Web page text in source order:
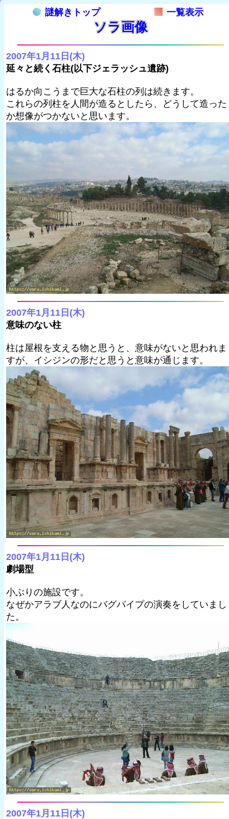
謎解きトップ 一覧表示
ソラ画像
2007年1月11日(木)
延々と続く石柱(以下ジェラッシュ遺跡)
はるか向こうまで巨大な石柱の列は続きます。
これらの列柱を人間が造るとしたら、どうして造った
か想像がつかないと思います。
2007年1月11日(木)
意味のない柱
柱は屋根を支える物と思うと、意味がないと思われま
すが、イシジンの形だと思うと意味が通じます。
2007年1月11日(木)
劇場型
小ぶりの施設です。
なぜかアラブ人なのにバグパイプの演奏をしていまし
た。
2007年1月11日(木)